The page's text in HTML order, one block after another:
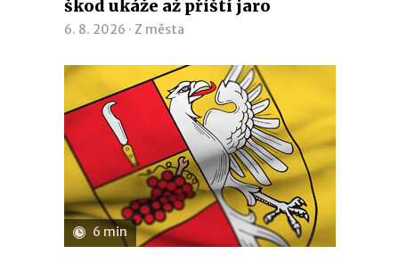
škod ukáže až příští jaro
6. 8. 2026 · Z města
6 min